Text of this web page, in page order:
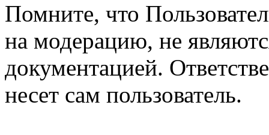
Помните, что
на модерацию, не
документацией.
несет сам пользователь.